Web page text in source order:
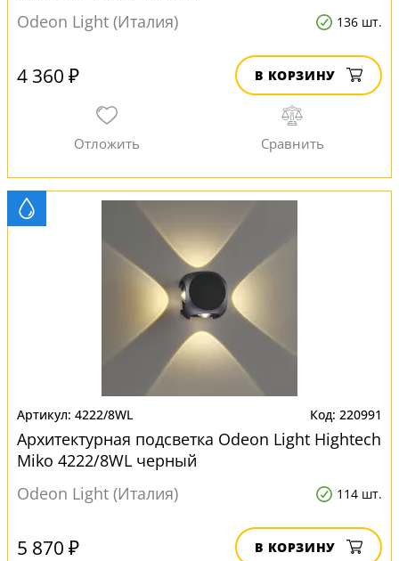
Odeon Light (Италия)
136 шт.
4 360 ₽ В КОРЗИНУ
4222/8WL 220991
Архитектурная подсветка Odeon Light Hightech
Miko 4222/8WL черный
Odeon Light (Италия)
114 шт.
5 870 ₽ В КОРЗИНУ